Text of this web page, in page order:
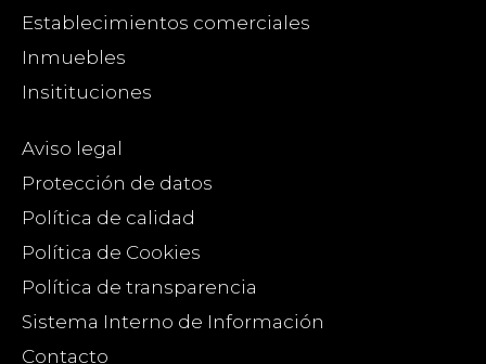
Establecimientos comerciales
Inmuebles
Insitituciones
Aviso legal
Protección de datos
Política de calidad
Política de Cookies
Política de transparencia
Sistema Interno de Información
Contacto